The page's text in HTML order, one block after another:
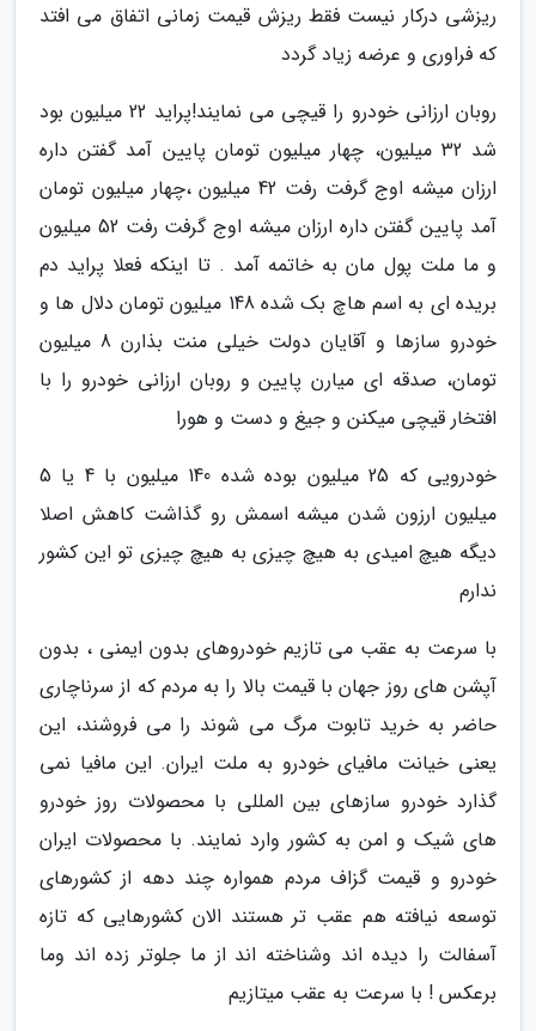
ریزشی درکار نیست فقط ریزش قیمت زمانی اتفاق می افتد
که فراوری و عرضه زیاد گردد
روبان ارزانی خودرو را قیچی می نمایند!پراید 22 میلیون بود
شد 32 میلیون، چهار میلیون تومان پایین آمد گفتن داره
ارزان میشه اوج گرفت رفت 42 میلیون ،چهار میلیون تومان
آمد پایین گفتن داره ارزان میشه اوج گرفت رفت 52 میلیون
و ما ملت پول مان به خاتمه آمد . تا اینکه فعلا پراید دم
بریده ای به اسم هاچ بک شده 148 میلیون تومان دلال ها و
خودرو سازها و آقایان دولت خیلی منت بذارن 8 میلیون
تومان، صدقه ای میارن پایین و روبان ارزانی خودرو را با
افتخار قیچی میکنن و جیغ و دست و هورا
خودرویی که 25 میلیون بوده شده 140 میلیون با 4 یا 5
میلیون ارزون شدن میشه اسمش رو گذاشت کاهش اصلا
دیگه هیچ امیدی به هیچ چیزی به هیچ چیزی تو این کشور
ندارم
با سرعت به عقب می تازیم خودروهای بدون ایمنی ، بدون
آپشن های روز جهان با قیمت بالا را به مردم که از سرناچاری
حاضر به خرید تابوت مرگ می شوند را می فروشند، این
یعنی خیانت مافیای خودرو به ملت ایران. این مافیا نمی
گذارد خودرو سازهای بین المللی با محصولات روز خودرو
های شیک و امن به کشور وارد نمایند. با محصولات ایران
خودرو و قیمت گزاف مردم همواره چند دهه از کشورهای
توسعه نیافته هم عقب تر هستند الان کشورهایی که تازه
آسفالت را دیده اند وشناخته اند از ما جلوتر زده اند وما
برعکس ! با سرعت به عقب میتازیم